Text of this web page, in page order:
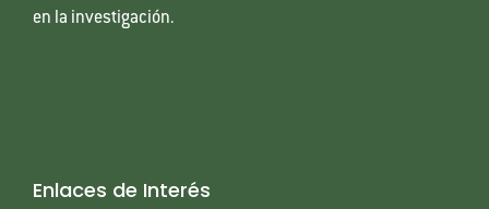
en la investigación.
Enlaces de Interés